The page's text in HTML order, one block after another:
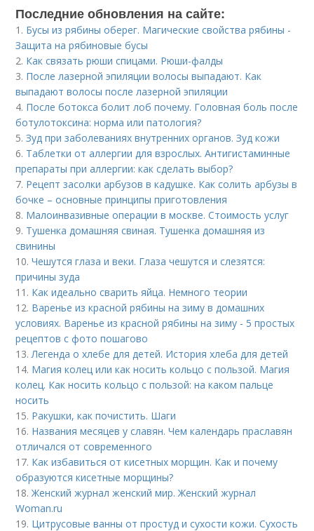
Последние обновления на сайте:
1. Бусы из рябины оберег. Магические свойства рябины -
Защита на рябиновые бусы
2. Как связать рюши спицами. Рюши-фалды
3. После лазерной эпиляции волосы выпадают. Как
выпадают волосы после лазерной эпиляции
4. После ботокса болит лоб почему. Головная боль после
ботулотоксина: норма или патология?
5.Зуд при заболеваниях внутренних органов. Зуд кожи
6. Таблетки от аллергии для взрослых. Антигистаминные
препараты при аллергии: как сделать выбор?
7. Рецепт засолки арбузов в кадушке. Как солить арбузы в
бочке – основные принципы приготовления
8. Малоинвазивные операции в москве. Стоимость услуг
9. Тушенка домашняя свиная. Тушенка домашняя из
свинины
10.Чешутся глаза и веки. Глаза чешутся и слезятся:
причины зуда
11. Как идеально сварить яйца. Немного теории
12. Варенье из красной рябины на зиму в домашних
условиях. Варенье из красной рябины на зиму - 5 простых
рецептов с фото пошагово
13. Легенда о хлебе для детей. История хлеба для детей
14. Магия колец или как носить кольцо с пользой. Магия
колец. Как носить кольцо с пользой: на каком пальце
носить
15. Ракушки, как почистить. Шаги
16. Названия месяцев у славян. Чем календарь праславян
отличался от современного
17. Как избавиться от кисетных морщин. Как и почему
образуются кисетные морщины?
18.Женский журнал женский мир. Женский журнал
Woman.ru
19. Цитрусовые ванны от простуд и сухости кожи. Сухость